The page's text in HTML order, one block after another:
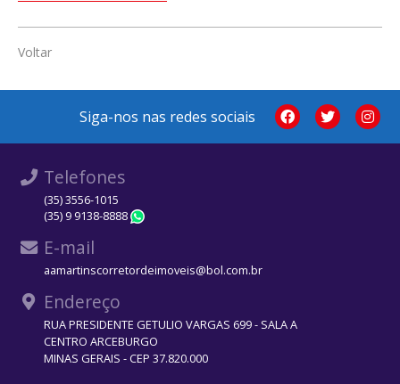
Voltar
Siga-nos nas redes sociais
Telefones
(35) 3556-1015
(35) 9 9138-8888
E-mail
aamartinscorretordeimoveis@bol.com.br
Endereço
RUA PRESIDENTE GETULIO VARGAS 699 - SALA A
CENTRO ARCEBURGO
MINAS GERAIS - CEP 37.820.000